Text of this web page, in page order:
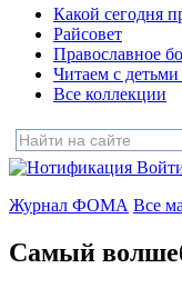
Какой сегодня
Райсовет
Православное
Читаем с детьми
Все коллекции
Журнал ФОМА Все
Самый